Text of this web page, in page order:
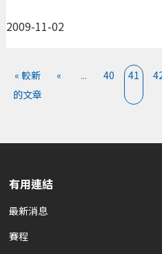
2009-11-02
« 較新
的文章
« ... 40 41
有用連結
最新消息
賽程